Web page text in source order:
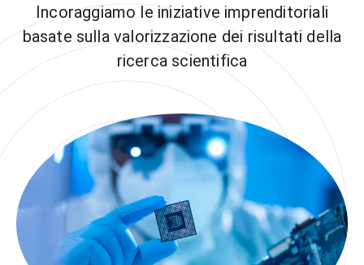
Incoraggiamo le iniziative imprenditoriali
basate sulla valorizzazione dei risultati della
ricerca scientifica